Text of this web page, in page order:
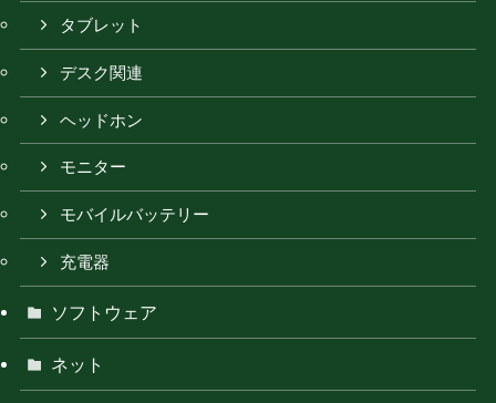
タブレット
デスク関連
ヘッドホン
モニター
モバイルバッテリー
充電器
ソフトウェア
ネット